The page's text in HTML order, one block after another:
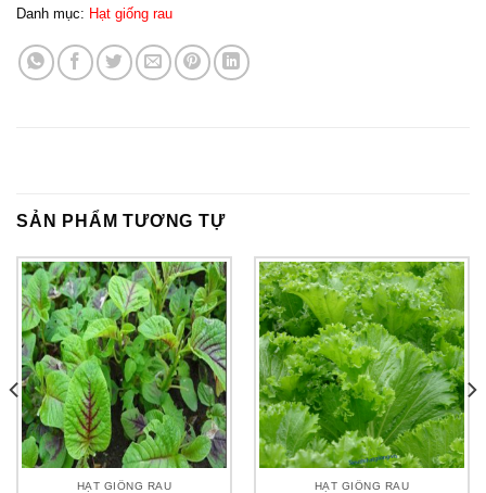
Danh mục: Hạt giống rau
SẢN PHẨM TƯƠNG TỰ
HẠT GIỐNG RAU HẠT GIỐNG RAU